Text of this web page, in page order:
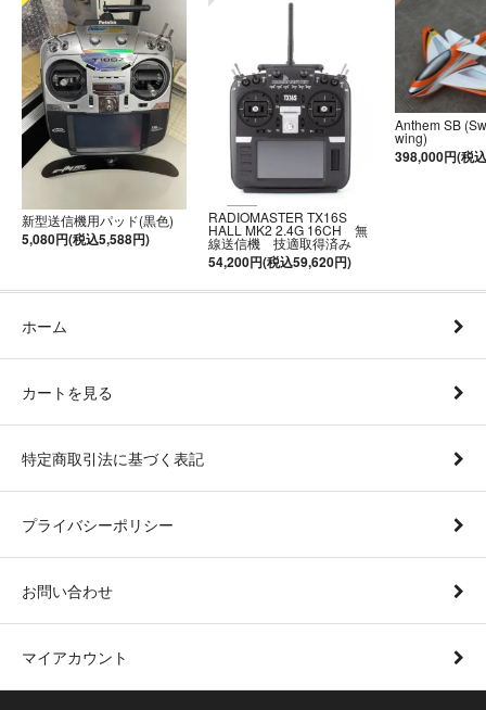
新型送信機用パッド(黒色)
5,080円(税込5,588円)
RADIOMASTER TX16S
HALL MK2 2.4G 16CH 無
線送信機 技適取得済み
54,200円(税込59,620円)
Anthem SB
wing)
398,000円(税
ホーム
カートを見る
特定商取引法に基づく表記
プライバシーポリシー
お問い合わせ
マイアカウント